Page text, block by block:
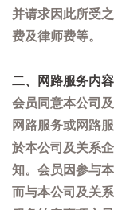
并请求因此所受
费及律师费等。
二、网路服务内
会员同意本公司
网路服务或网路
於本公司及关系
知。会员因参与
而与本公司及关